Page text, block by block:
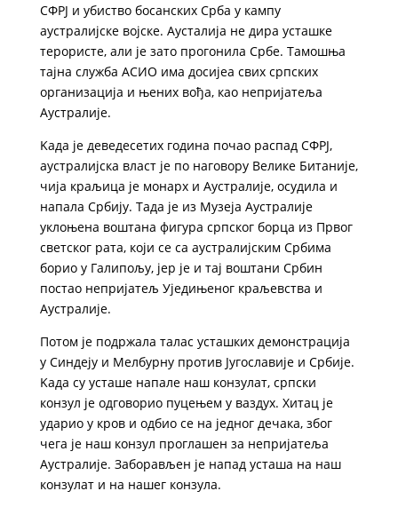
СФРЈ и убиство босанских Срба у кампу
аустралијске војске. Аусталија не дира усташке
терористе, али је зато прогонила Србе. Тамошња
тајна служба АСИО има досијеа свих српских
организација и њених вођа, као непријатеља
Аустралије.
Kада је деведесетих година почао распад СФРЈ,
аустралијска власт је по наговору Велике Битаније,
чија краљица је монарх и Аустралије, осудила и
напала Србију. Тада је из Музеја Аустралије
уклоњена воштана фигура српског борца из Првог
светског рата, који се са аустралијским Србима
борио у Галипољу, јер је и тај воштани Србин
постао непријатељ Уједињеног краљевства и
Аустралије.
Потом је подржала талас усташких демонстрација
у Синдеју и Мелбурну против Југославије и Србије.
Kада су усташе напале наш конзулат, српски
конзул је одговорио пуцењем у ваздух. Хитац је
ударио у кров и одбио се на једног дечака, због
чега је наш конзул проглашен за непријатеља
Аустралије. Заборављен је напад усташа на наш
конзулат и на нашег конзула.